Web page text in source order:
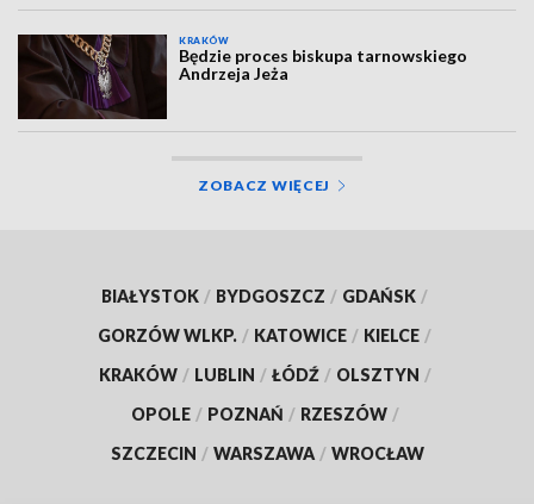
KRAKÓW
Będzie proces biskupa tarnowskiego
Andrzeja Jeża
ZOBACZ WIĘCEJ
BIAŁYSTOK / BYDGOSZCZ / GDAŃSK /
GORZÓW WLKP. / KATOWICE / KIELCE /
KRAKÓW / LUBLIN / ŁÓDŹ / OLSZTYN /
OPOLE / POZNAŃ / RZESZÓW /
SZCZECIN / WARSZAWA / WROCŁAW